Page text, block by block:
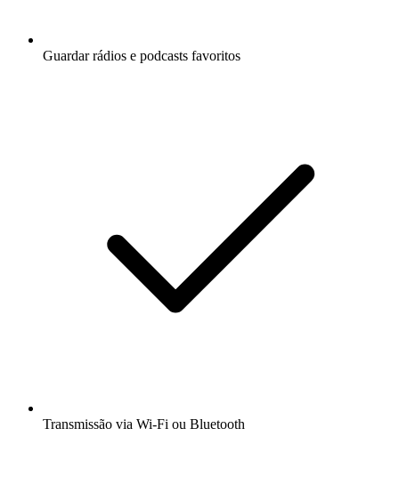
Guardar rádios e podcasts favoritos
Transmissão via Wi-Fi ou Bluetooth